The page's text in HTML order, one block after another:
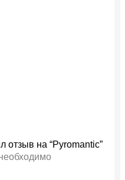
отзыв на “Pyromantic”